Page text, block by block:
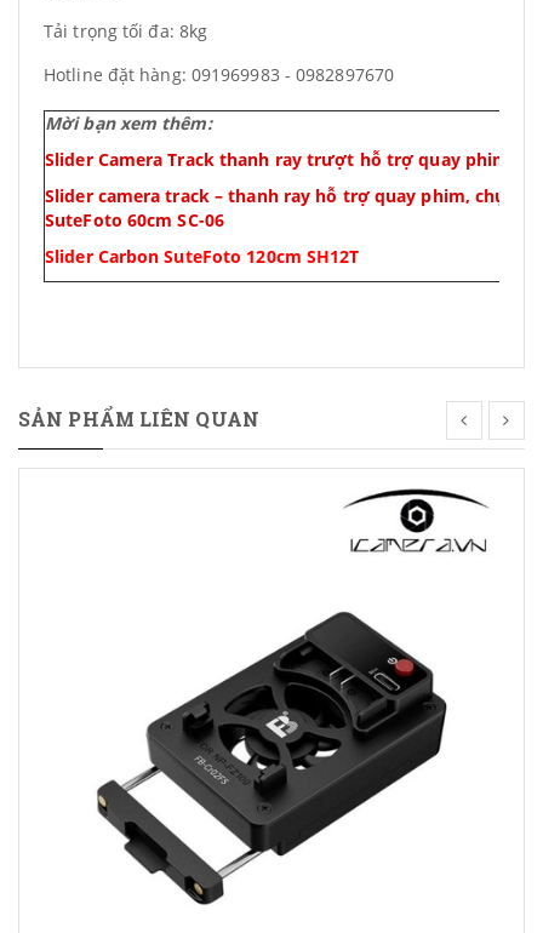
Tải trọng tối đa: 8kg
Hotline đặt hàng: 091969983 - 0982897670
Mời bạn xem thêm:
Slider Camera Track thanh ray trượt hỗ trợ quay phim
Slider camera track – thanh ray hỗ trợ quay phim, chụp
SuteFoto 60cmSC-06
Slider Carbon SuteFoto 120cm SH12T
SẢN PHẨM LIÊN QUAN